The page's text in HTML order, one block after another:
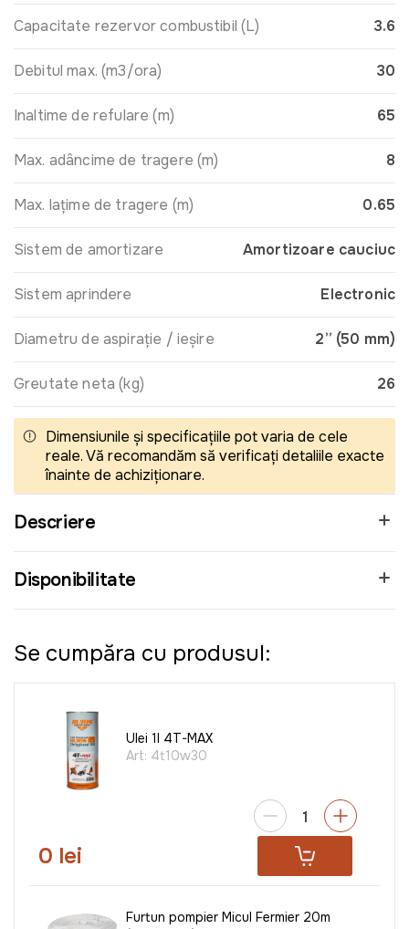
Capacitate rezervor combustibil (L) 3.6
Debitul max. (m3/ora) 30
Inaltime de refulare (m) 65
Max. adâncime de tragere (m) 8
Max. lațime de tragere (m) 0.65
Sistem de amortizare Amortizoare cauciuc
Sistem aprindere Electronic
Diametru de aspirație / ieșire 2” (50 mm)
Greutate neta (kg) 26
Dimensiunile și specificațiile pot varia de cele
reale. Vă recomandăm să verificați detaliile exacte
înainte de achiziționare.
Descriere
Disponibilitate
Se cumpăra cu produsul:
Ulei 1l 4T-MAX
Art: 4t10w30
0 lei
Furtun pompier Micul Fermier 20m